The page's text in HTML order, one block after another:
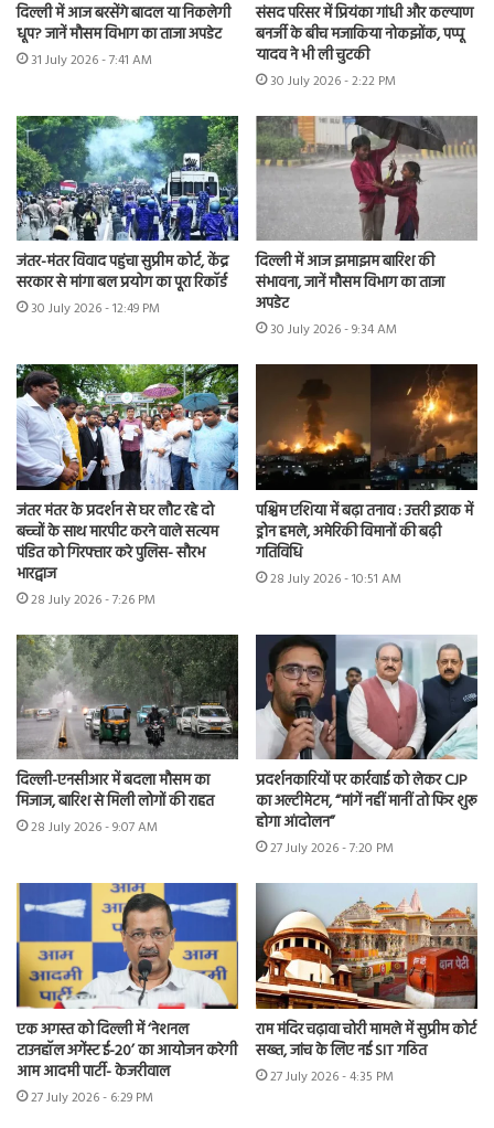
दिल्ली में आज बरसेंगे बादल या निकलेगी
धूप? जानें मौसम विभाग का ताजा अपडेट
31 July 2026 - 7:41 AM
संसद परिसर में प्रियंका गांधी और कल्याण
बनर्जी के बीच मजाकिया नोकझोंक, पप्पू
यादव ने भी ली चुटकी
30 July 2026 - 2:22 PM
जंतर-मंतर विवाद पहुंचा सुप्रीम कोर्ट, केंद्र
सरकार से मांगा बल प्रयोग का पूरा रिकॉर्ड
30 July 2026 - 12:49 PM
दिल्ली में आज झमाझम बारिश की
संभावना, जानें मौसम विभाग का ताजा
अपडेट
30 July 2026 - 9:34 AM
जंतर मंतर के प्रदर्शन से घर लौट रहे दो
बच्चों के साथ मारपीट करने वाले सत्यम
पंडित को गिरफ्तार करे पुलिस- सौरभ
भारद्वाज
28 July 2026 - 7:26 PM
पश्चिम एशिया में बढ़ा तनाव : उत्तरी इराक में
ड्रोन हमले, अमेरिकी विमानों की बढ़ी
गतिविधि
28 July 2026 - 10:51 AM
दिल्ली-एनसीआर में बदला मौसम का
मिजाज, बारिश से मिली लोगों की राहत
28 July 2026 - 9:07 AM
प्रदर्शनकारियों पर कार्रवाई को लेकर CJP
का अल्टीमेटम, “मांगें नहीं मानीं तो फिर शुरू
होगा आंदोलन”
27 July 2026 - 7:20 PM
एक अगस्त को दिल्ली में ‘नेशनल
टाउनहॉल अगेंस्ट ई-20’ का आयोजन करेगी
आम आदमी पार्टी- केजरीवाल
27 July 2026 - 6:29 PM
राम मंदिर चढ़ावा चोरी मामले में सुप्रीम कोर्ट
सख्त, जांच के लिए नई SIT गठित
27 July 2026 - 4:35 PM